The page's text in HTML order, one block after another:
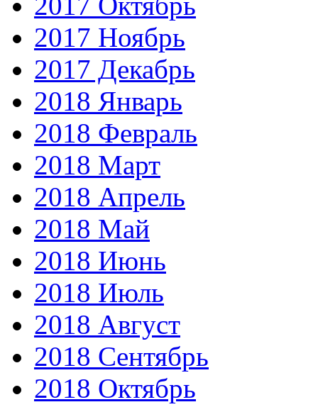
2017 Ноябрь
2017 Декабрь
2018 Январь
2018 Февраль
2018 Март
2018 Апрель
2018 Май
2018 Июнь
2018 Июль
2018 Август
2018 Сентябрь
2018 Октябрь